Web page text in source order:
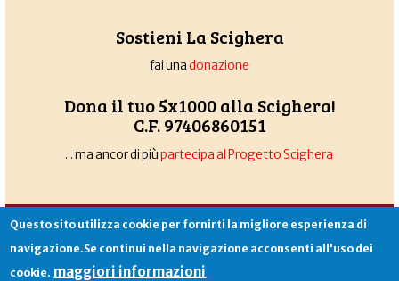
Sostieni La Scighera
fai unadonazione
Dona il tuo 5x1000 alla Scighera!
C.F. 97406860151
... ma ancor di piùpartecipa al Progetto Scighera
Associazione La Scighera copyleft|cookies|privacy|login
Sito creato daAlekos.net
Questo sito utilizza cookie per fornirti la migliore esperienza di
navigazione.Se continui nella navigazione acconsenti all'uso dei
cookie. maggiori informazioni